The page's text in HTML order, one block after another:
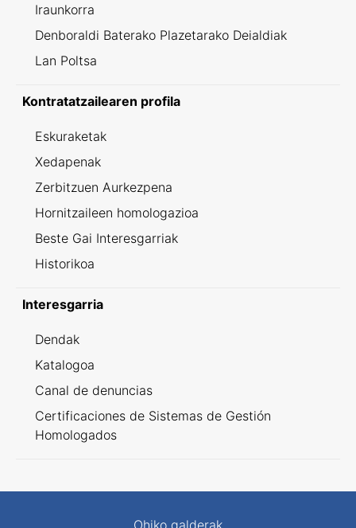
Iraunkorra
Denboraldi Baterako Plazetarako Deialdiak
Lan Poltsa
Kontratatzailearen profila
Eskuraketak
Xedapenak
Zerbitzuen Aurkezpena
Hornitzaileen homologazioa
Beste Gai Interesgarriak
Historikoa
Interesgarria
Dendak
Katalogoa
Canal de denuncias
Certificaciones de Sistemas de Gestión
Homologados